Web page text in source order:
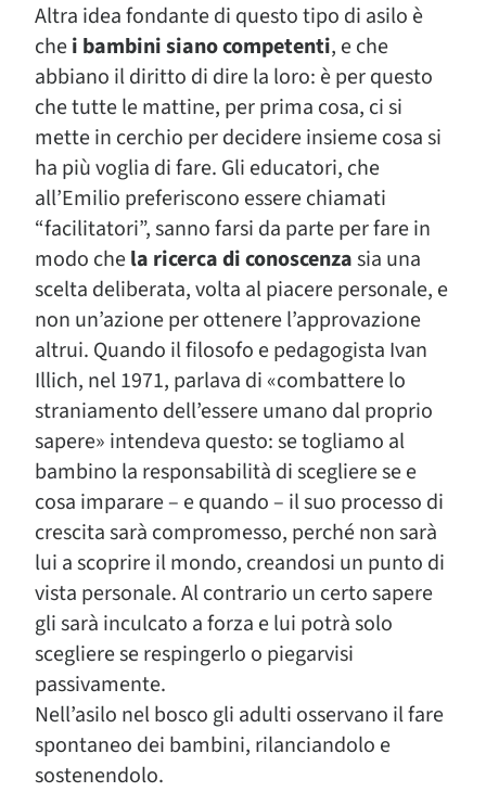
Altra idea fondante di questo tipo di asilo è
chei bambini siano competenti, e che
abbiano il diritto di dire la loro: è per questo
che tutte le mattine, per prima cosa, ci si
mette in cerchio per decidere insieme cosa si
ha più voglia di fare. Gli educatori, che
all’Emilio preferiscono essere chiamati
“facilitatori”, sanno farsi da parte per fare in
modo chela ricerca di conoscenzasia una
scelta deliberata, volta al piacere personale, e
non un’azione per ottenere l’approvazione
altrui. Quando il filosofo e pedagogista Ivan
Illich, nel 1971, parlava di «combattere lo
straniamento dell’essere umano dal proprio
sapere» intendeva questo: se togliamo al
bambino la responsabilità di scegliere se e
cosa imparare – e quando – il suo processo di
crescita sarà compromesso, perché non sarà
lui a scoprire il mondo, creandosi un punto di
vista personale. Al contrario un certo sapere
gli sarà inculcato a forza e lui potrà solo
scegliere se respingerlo o piegarvisi
passivamente.
Nell’asilo nel bosco gli adulti osservano il fare
spontaneo dei bambini, rilanciandolo e
sostenendolo.